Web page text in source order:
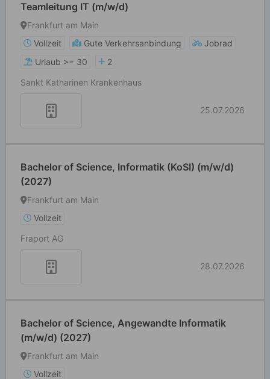
Teamleitung IT (m/w/d)
Frankfurt am Main
Vollzeit
Gute Verkehrsanbindung
Jobrad
Urlaub >= 30
2
Sankt Katharinen Krankenhaus
25.07.2026
Bachelor of Science, Informatik (KoSI) (m/w/d)
(2027)
Frankfurt am Main
Vollzeit
Fraport AG
28.07.2026
Bachelor of Science, Angewandte Informatik
(m/w/d) (2027)
Frankfurt am Main
Vollzeit